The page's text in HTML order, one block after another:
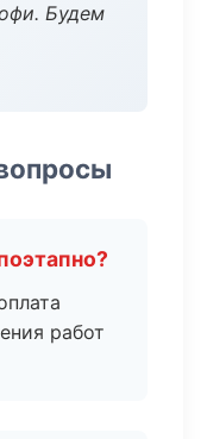
Будем
работ